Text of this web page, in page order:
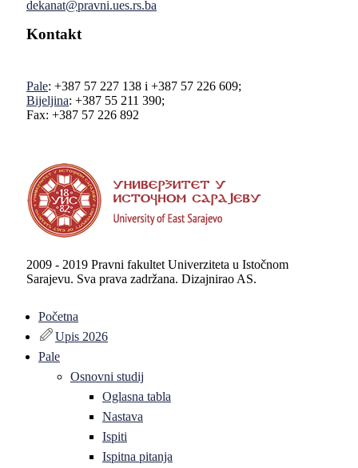
dekanat@pravni.ues.rs.ba
Kontakt
Pale: +387 57 227 138 i +387 57 226 609;
Bijeljina: +387 55 211 390;
Fax: +387 57 226 892
2009 - 2019 Pravni fakultet Univerziteta u Istočnom
Sarajevu. Sva prava zadržana. Dizajnirao AS.
Početna
Upis 2026
Pale
Osnovni studij
Oglasna tabla
Nastava
Ispiti
Ispitna pitanja